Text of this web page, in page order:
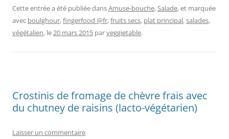
Cette entrée a été publiée dansAmuse-bouche,Salade, et marquée
avec boulghour,fingerfood @fr,fruits secs, plat principal,salades,
végétalien, le20 mars 2015 parveggietable.
Crostinis de fromage de chèvre frais avec
du chutney de raisins (lacto-végétarien)
Laisser un commentaire